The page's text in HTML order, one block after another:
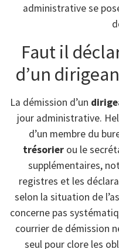
administrative se
Faut il
d’un
La démission d’un
jour administrative.
d’un membre du
trésorierou le
supplémentaires,
registres et les
selon la situation de
concerne pas
courrier de démission
seul pour clore les